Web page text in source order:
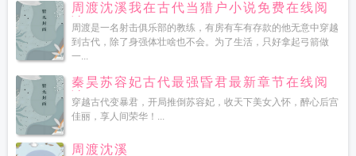
周渡沈溪我在古代当猎户小说免费在线阅
读
周渡是一名射击俱乐部的教练，有房有车有存款的他无意中穿越
到古代，除了身强体壮啥也不会。为了生活，只好拿起弓箭做
一...
秦昊苏容妃古代最强昏君最新章节在线阅
读
穿越古代变暴君，开局推倒苏容妃，收天下美女入怀，醉心后宫
佳丽，享人间荣华！...
周渡沈溪